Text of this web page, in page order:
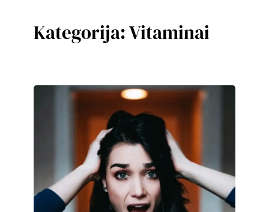
Kategorija:Vitaminai